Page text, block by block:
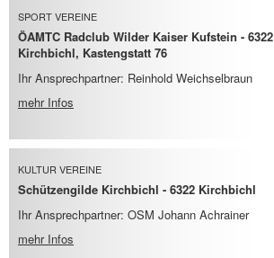
SPORT VEREINE
ÖAMTC Radclub Wilder Kaiser Kufstein - 6322
Kirchbichl, Kastengstatt 76
Ihr Ansprechpartner: Reinhold Weichselbraun
mehr Infos
KULTUR VEREINE
Schützengilde Kirchbichl - 6322 Kirchbichl
Ihr Ansprechpartner: OSM Johann Achrainer
mehr Infos